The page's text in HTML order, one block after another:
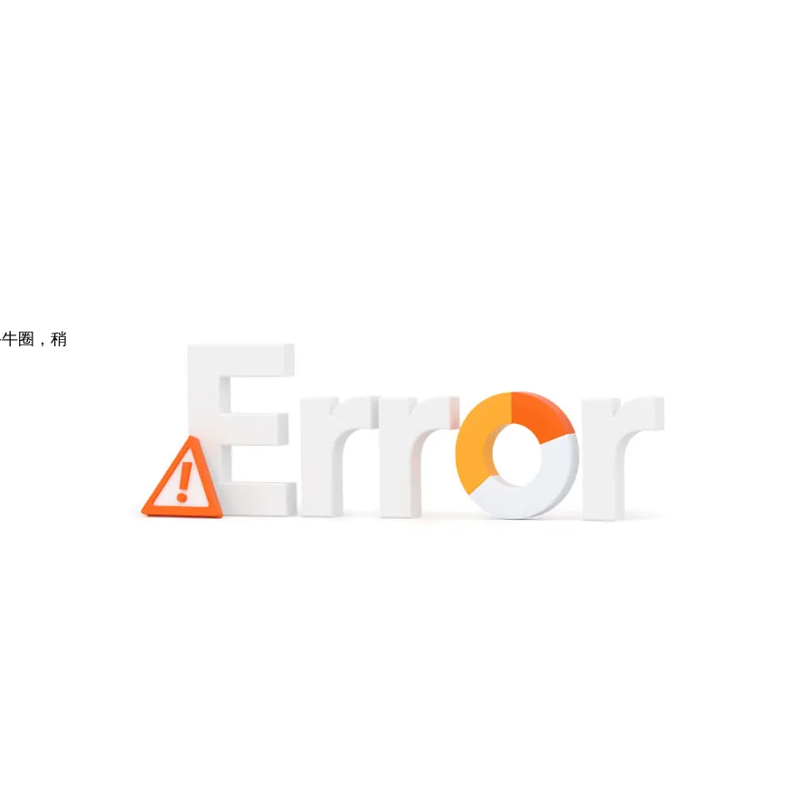
圈，稍